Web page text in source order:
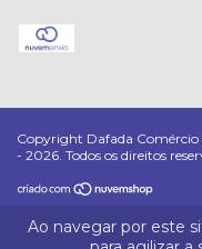
Ao navegar por este
Copyright Dafada Comércio
- 2026. Todos os direitos